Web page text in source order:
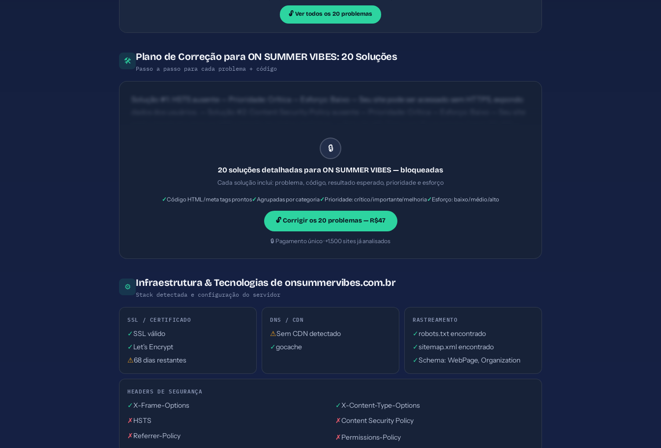
🔓 Ver todos os 20 problemas
🛠 Plano de Correção para ON SUMMER VIBES: 20 Soluções
Passo a passo para cada problema + código
Solução #1: HSTS ausente — Prioridade: Crítica — Esforço: Baixo — Seu site pode ser acessado sem HTTPS, expondo
🔒
20 soluções detalhadas para ON SUMMER VIBES — bloqueadas
Cada solução inclui: problema, código, resultado esperado, prioridade e esforço
✓Código HTML/meta tags prontos✓Agrupadas por categoria✓Prioridade: crítico/importante/melhoria✓Esforço: baixo/médio/alto
🔓 Corrigir os 20 problemas — R$47
🔒 Pagamento único · +1.500 sites já analisados
⚙ Infraestrutura & Tecnologias de onsummervibes.com.br
Stack detectada e configuração do servidor
SSL / CERTIFICADO
✓SSL válido
✓ Let's Encrypt
⚠68 dias restantes
DNS / CDN
⚠Sem CDN detectado
✓gocache
RASTREAMENTO
✓ robots.txt encontrado
✓sitemap.xml encontrado
✓Schema: WebPage, Organization
HEADERS DE SEGURANÇA
✓X-Frame-Options ✓X-Content-Type-Options
✗HSTS ✗Content Security Policy
✗Referrer-Policy ✗Permissions-Policy